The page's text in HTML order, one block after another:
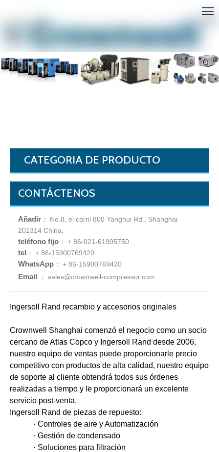
CATEGORIA DE PRODUCTO
CONTÁCTENOS
Añadir ： No.8, el carril 800 Yanghui Rd., Shanghai
201314 China,
teléfono fijo ： + 86-021-61905750
tel ： + 86-15900769420
WhatsApp ： + 86-15900769420
Email ： sales@crownwell-compressor.com
Ingersoll Rand recambio y accesorios originales
Crownwell Shanghai comenzó el negocio como un socio
cercano de Atlas Copco y Ingersoll Rand desde 2006,
nuestro equipo de ventas puede proporcionarle precio
competitivo con productos de alta calidad, nuestro equipo
de soporte al cliente obtendrá todos sus órdenes
realizadas a tiempo y le proporcionará un excelente
servicio post-venta.
Ingersoll Rand de piezas de repuesto:
· Controles de aire y Automatización
· Gestión de condensado
· Soluciones para filtración